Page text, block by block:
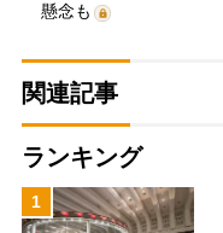
懸念も
関連記事
ランキング
1